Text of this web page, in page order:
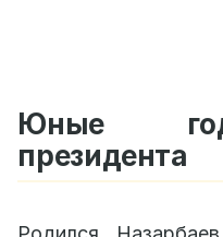
Юные
президента